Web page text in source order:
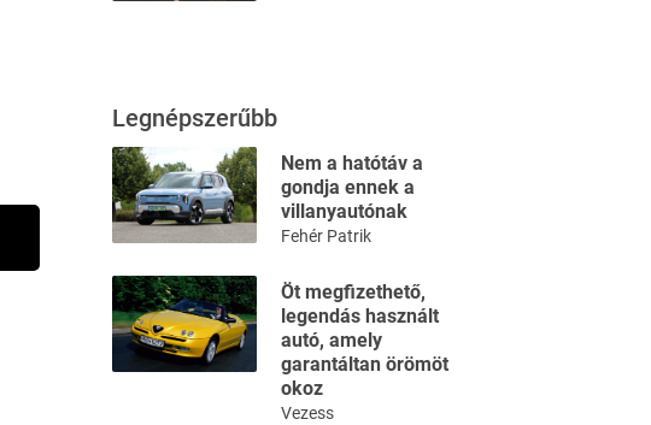
Legnépszerűbb
Nem a hatótáv a
gondja ennek a
villanyautónak
Fehér Patrik
Öt megfizethető,
legendás használt
autó, amely
garantáltan örömöt
okoz
Vezess